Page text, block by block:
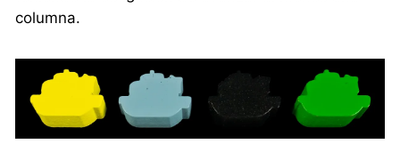
columna.